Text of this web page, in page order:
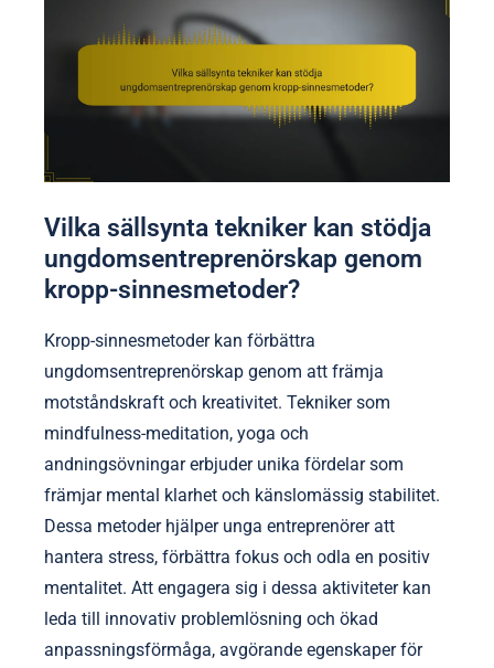
Vilka sällsynta tekniker kan stödja
ungdomsentreprenörskap genom
kropp-sinnesmetoder?
Kropp-sinnesmetoder kan förbättra
ungdomsentreprenörskap genom att främja
motståndskraft och kreativitet. Tekniker som
mindfulness-meditation, yoga och
andningsövningar erbjuder unika fördelar som
främjar mental klarhet och känslomässig stabilitet.
Dessa metoder hjälper unga entreprenörer att
hantera stress, förbättra fokus och odla en positiv
mentalitet. Att engagera sig i dessa aktiviteter kan
leda till innovativ problemlösning och ökad
anpassningsförmåga, avgörande egenskaper för